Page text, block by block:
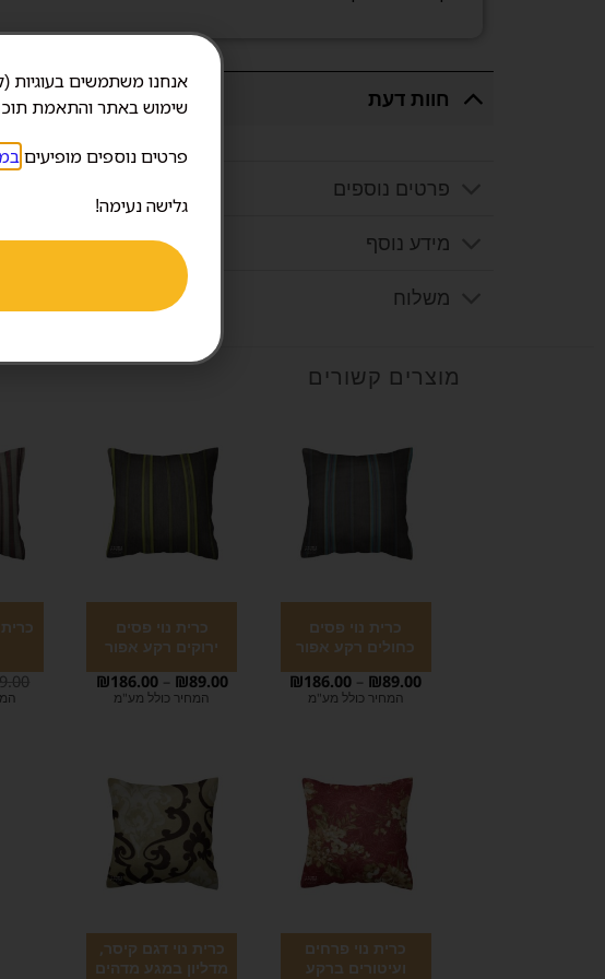
חוות דעת
פרטים נוספים
מידע נוסף
משלוח
מוצרים קשורים
כרית נוי פסים
כחולים רקע אפור
₪89.00
–
₪186.00
המחיר כולל מע"מ
כרית נוי פסים
ירוקים רקע אפור
₪89.00
–
₪186.00
המחיר כולל מע"מ
כרית נוי פרחים
ועיטורים ברקע
כרית נוי דגם קיסר,
מדליון במגע מדהים
שימוש באתר והתאמת תוכן
פרטים נוספים מופיעים
גלישה נעימה!